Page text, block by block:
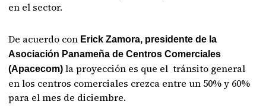
en el sector.
De acuerdo con Erick Zamora, presidente de la
Asociación Panameña de Centros Comerciales
(Apacecom) la proyección es que el tránsito general
en los centros comerciales crezca entre un 50% y 60%
para el mes de diciembre.